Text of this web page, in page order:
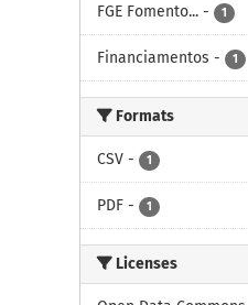
FGE Fomento... - 1
Financiamentos - 1
Formats
CSV - 1
PDF - 1
Licenses